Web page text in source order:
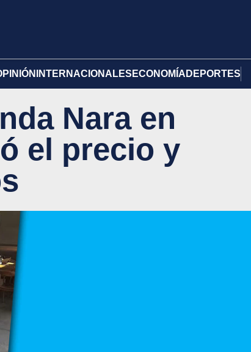
INTERNACIONALES ECONOMÍA DEPORTES
Nara en
el precio y